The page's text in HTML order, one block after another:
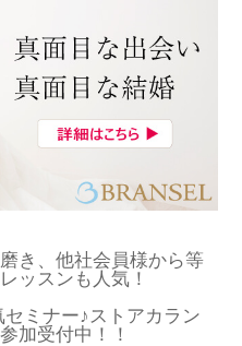
き、他社会員様から等
ッスンも人気！
ミナー♪ストアカラン
加受付中！！